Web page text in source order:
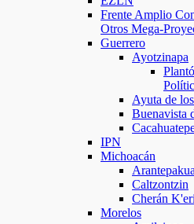
Frente Amplio
Otros Mega-
Guerrero
Ayotzinapa
Ayuta de
Buenavista
IPN
Michoacán
Arantepakua
Caltzontzin
Cherán K'eri
Morelos